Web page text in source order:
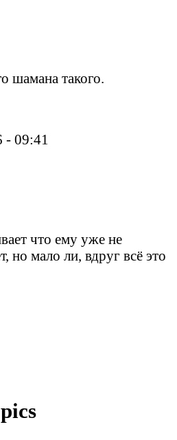
шамана такого.
- 09:41
что ему уже не
но мало ли, вдруг всё это